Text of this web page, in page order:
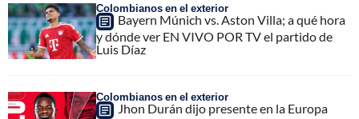
Colombianos en el exterior
Bayern Múnich vs. Aston Villa; a qué hora
y dónde ver EN VIVO POR TV el partido de
Luis Díaz
Colombianos en el exterior
Jhon Durán dijo presente en la Europa